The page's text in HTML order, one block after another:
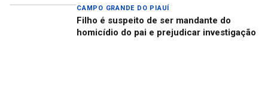
CAMPO GRANDE DO PIAUÍ
Filho é suspeito de ser mandante do
homicídio do pai e prejudicar investigação